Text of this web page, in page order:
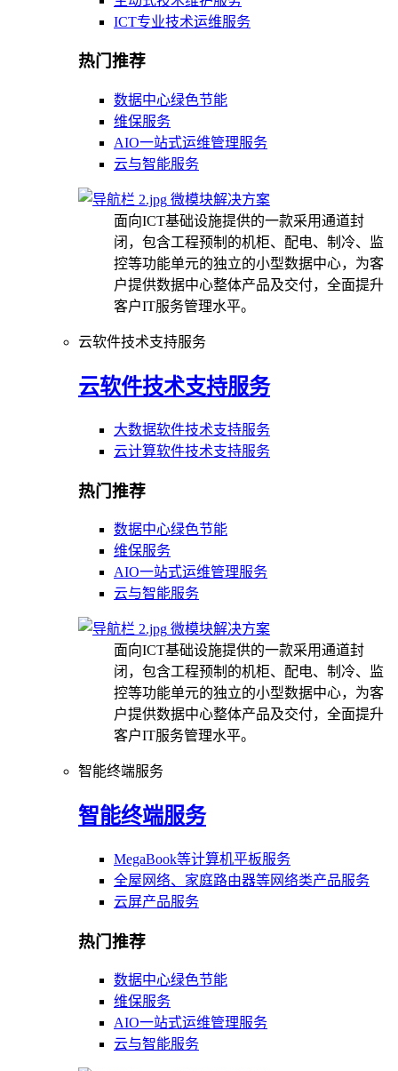
ICT专业技术运维服务
热门推荐
数据中心绿色节能
维保服务
AIO一站式运维管理服务
云与智能服务
微模块解决方案
面向ICT基础设施提供的一款采用通道封
闭，包含工程预制的机柜、配电、制冷、监
控等功能单元的独立的小型数据中心，为客
户提供数据中心整体产品及交付，全面提升
客户IT服务管理水平。
云软件技术支持服务
云软件技术支持服务
大数据软件技术支持服务
云计算软件技术支持服务
热门推荐
数据中心绿色节能
维保服务
AIO一站式运维管理服务
云与智能服务
微模块解决方案
面向ICT基础设施提供的一款采用通道封
闭，包含工程预制的机柜、配电、制冷、监
控等功能单元的独立的小型数据中心，为客
户提供数据中心整体产品及交付，全面提升
客户IT服务管理水平。
智能终端服务
智能终端服务
MegaBook等计算机平板服务
全屋网络、家庭路由器等网络类产品服务
云屏产品服务
热门推荐
数据中心绿色节能
维保服务
AIO一站式运维管理服务
云与智能服务